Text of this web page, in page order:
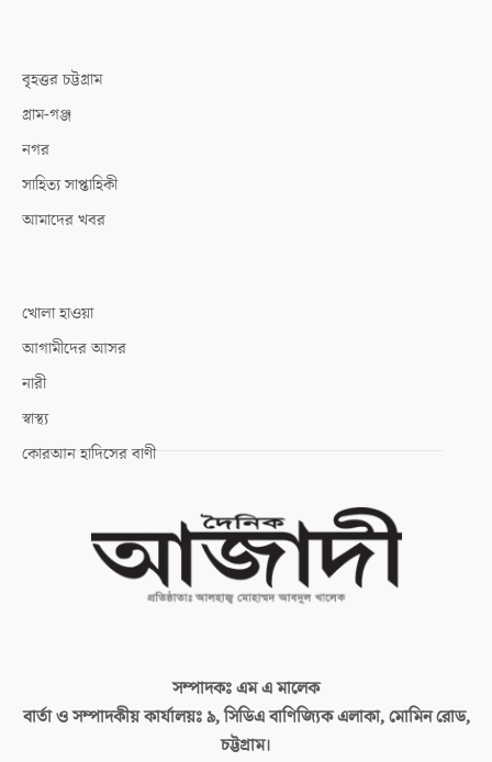
বৃহত্তর চট্টগ্রাম
গ্রাম-গঞ্জ
নগর
সাহিত্য সাপ্তাহিকী
আমাদের খবর
খোলা হাওয়া
আগামীদের আসর
নারী
স্বাস্থ্য
কোরআন হাদিসের বাণী
সম্পাদকঃএম এ মালেক
বার্তা ও সম্পাদকীয় কার্যালয়ঃ৯, সিডিএ বাণিজ্যিক এলাকা, মোমিন রোড,
চট্টগ্রাম।